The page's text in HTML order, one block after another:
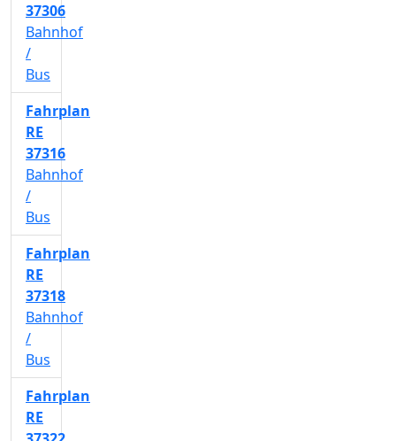
37306
Bahnhof
/
Bus
Fahrplan
RE
37316
Bahnhof
/
Bus
Fahrplan
RE
37318
Bahnhof
/
Bus
Fahrplan
RE